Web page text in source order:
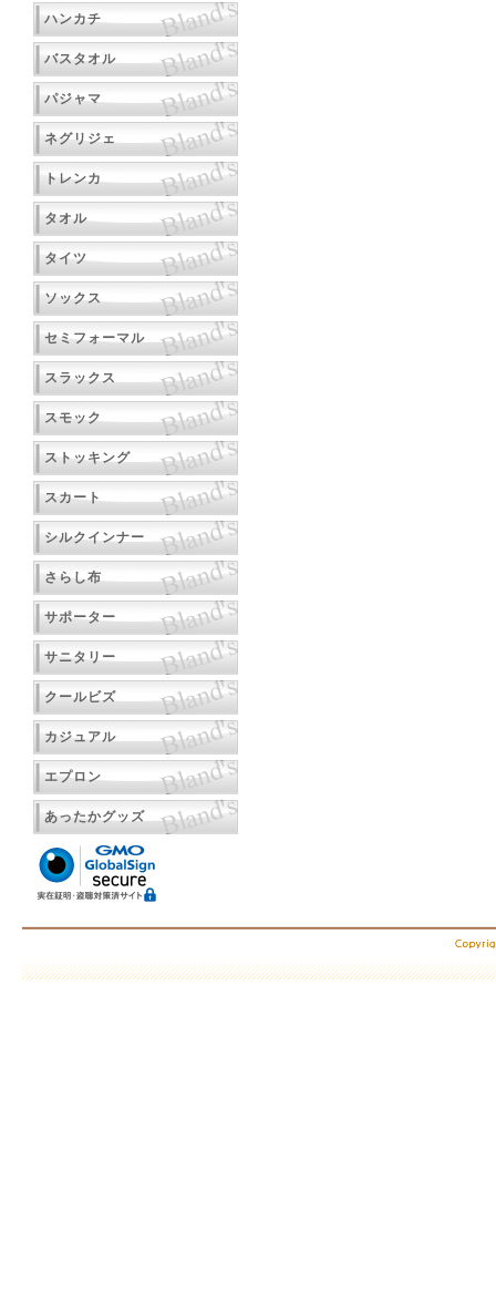
ハンカチ
バスタオル
パジャマ
ネグリジェ
トレンカ
タオル
タイツ
ソックス
セミフォーマル
スラックス
スモック
ストッキング
スカート
シルクインナー
さらし布
サポーター
サニタリー
クールビズ
カジュアル
エプロン
あったかグッズ